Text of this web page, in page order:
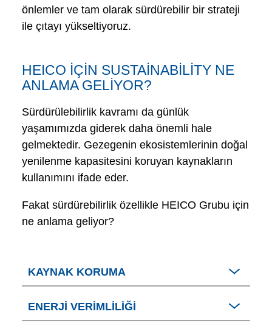
önlemler ve tam olarak sürdürebilir bir strateji
ile çıtayı yükseltiyoruz.
HEICO İÇİN SUSTAİNABİLİTY NE
ANLAMA GELİYOR?
Sürdürülebilirlik kavramı da günlük
yaşamımızda giderek daha önemli hale
gelmektedir. Gezegenin ekosistemlerinin doğal
yenilenme kapasitesini koruyan kaynakların
kullanımını ifade eder.
Fakat sürdürebilirlik özellikle HEICO Grubu için
ne anlama geliyor?
KAYNAK KORUMA
ENERJI VERIMLILIĞI